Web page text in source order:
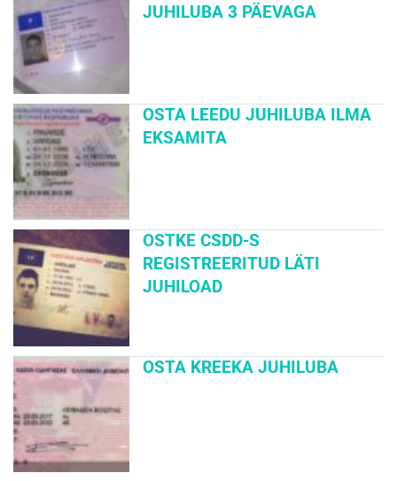
JUHILUBA 3 PÄEVAGA
OSTA LEEDU JUHILUBA ILMA
EKSAMITA
OSTKE CSDD-S
REGISTREERITUD LÄTI
JUHILOAD
OSTA KREEKA JUHILUBA